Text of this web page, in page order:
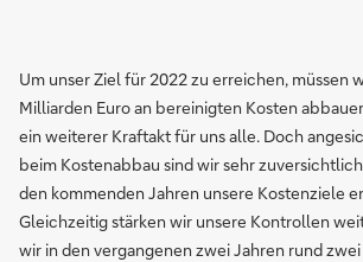
Um unser Ziel für 2022 zu erreichen, müssen
Milliarden Euro an bereinigten Kosten
ein weiterer Kraftakt für uns alle. Doch
beim Kostenabbau sind wir sehr
den kommenden Jahren unsere Kostenziele
Gleichzeitig stärken wir unsere Kontrollen
wir in den vergangenen zwei Jahren rund